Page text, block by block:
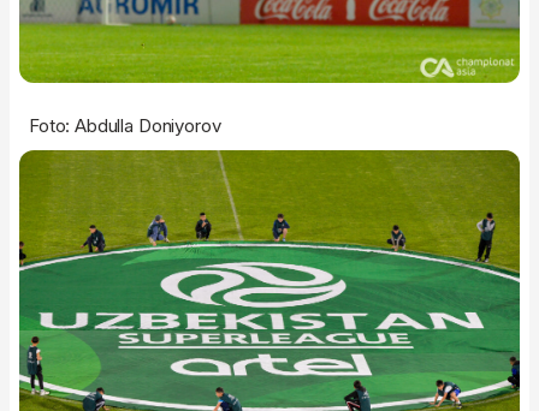
Foto: Abdulla Doniyorov